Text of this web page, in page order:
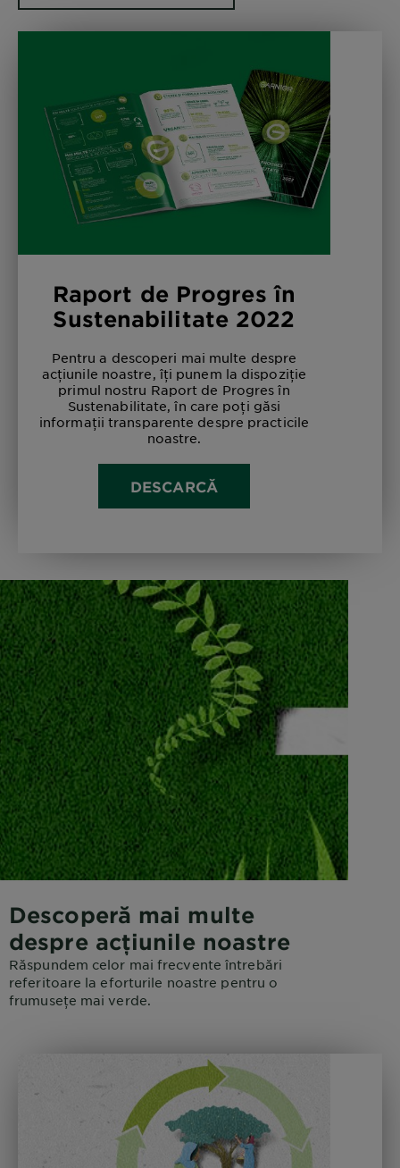
Raport de Progres în
Sustenabilitate 2022
Pentru a descoperi mai multe despre
acțiunile noastre, îți punem la dispoziție
primul nostru Raport de Progres în
Sustenabilitate, în care poți găsi
informații transparente despre practicile
noastre.
DESCARCĂ
Descoperă mai multe
despre acțiunile noastre
Răspundem celor mai frecvente întrebări
referitoare la eforturile noastre pentru o
frumusețe mai verde.